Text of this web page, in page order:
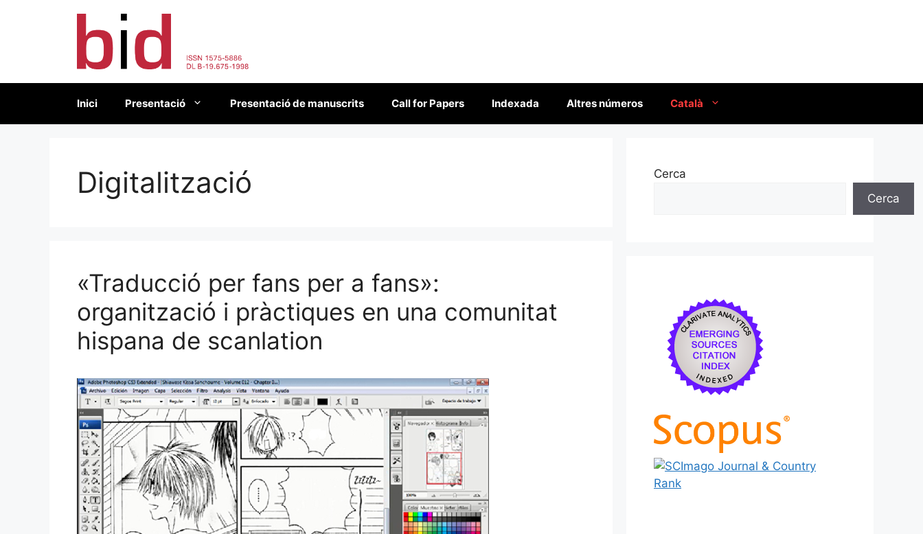
Inici Presentació Presentació de manuscrits Call for Papers Indexada Altres números Català
Digitalització
«Traducció per fans per a fans»:
organització i pràctiques en una comunitat
hispana de scanlation
Cerca
Cerca